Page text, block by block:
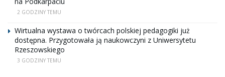
2 GODZINY TEMU
Wirtualna wystawa o twórcach polskiej pedagogiki już
dostępna. Przygotowała ją naukowczyni z Uniwersytetu
Rzeszowskiego
3 GODZINY TEMU